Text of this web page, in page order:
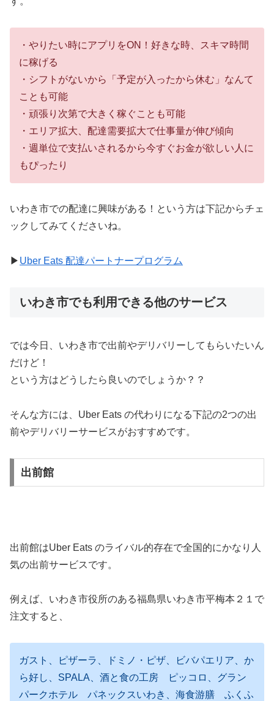
・やりたい時にアプリをON！好きな時、スキマ時間
に稼げる
・シフトがないから「予定が入ったから休む」なんて
ことも可能
・頑張り次第で大きく稼ぐことも可能
・エリア拡大、配達需要拡大で仕事量が伸び傾向
・週単位で支払いされるから今すぐお金が欲しい人に
もぴったり
いわき市での配達に興味がある！という方は下記からチェ
ックしてみてくださいね。
▶︎ Uber Eats 配達パートナープログラム
いわき市でも利用できる他のサービス
では今日、いわき市で出前やデリバリーしてもらいたいん
だけど！
という方はどうしたら良いのでしょうか？？
そんな方には、Uber Eats の代わりになる下記の2つの出
前やデリバリーサービスがおすすめです。
出前館
出前館はUber Eats のライバル的存在で全国的にかなり人
気の出前サービスです。
例えば、いわき市役所のある福島県いわき市平梅本２１で
注文すると、
ガスト、ピザーラ、ドミノ・ピザ、ビバパエリア、か
ら好し、SPALA、酒と食の工房 ピッコロ、グラン
パークホテル パネックスいわき、海食游膳 ふくふ